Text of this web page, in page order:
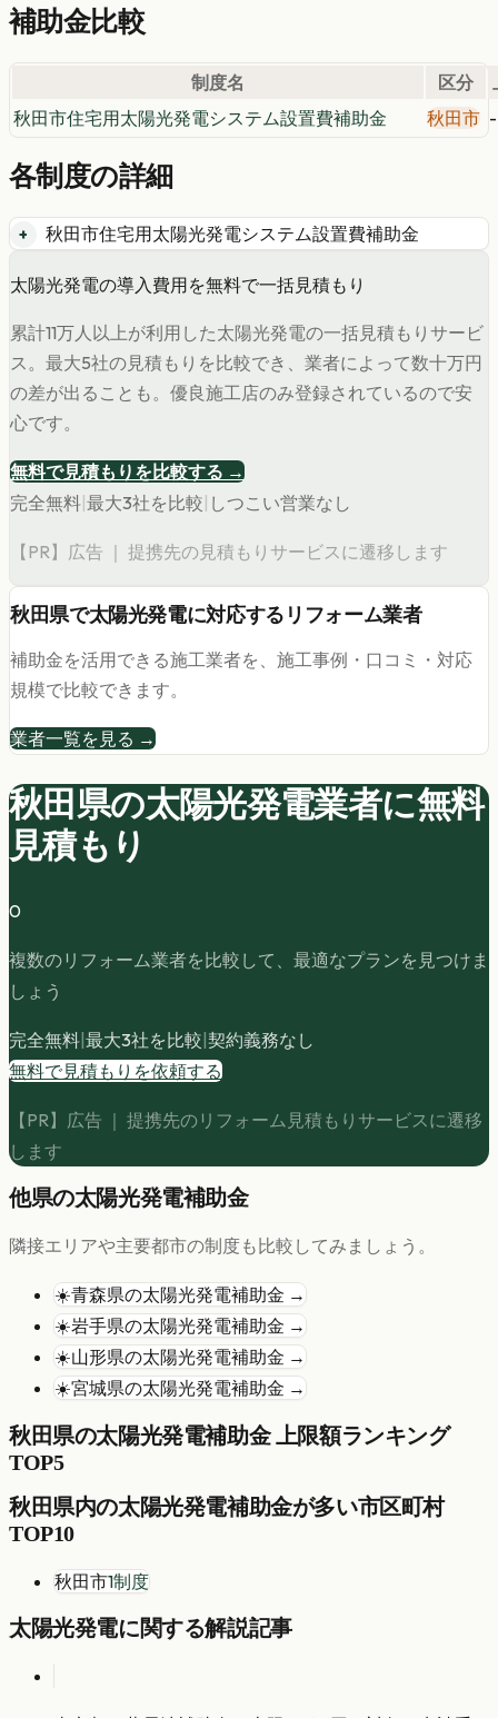
補助金比較
制度名 区分
秋田市住宅用太陽光発電システム設置費補助金
秋田市 -
各制度の詳細
秋田市住宅用太陽光発電システム設置費補助金
太陽光発電の導入費用を無料で一括見積もり
累計11万人以上が利用した太陽光発電の一括見積もりサービ
ス。最大5社の見積もりを比較でき、業者によって数十万円
の差が出ることも。優良施工店のみ登録されているので安
心です。
無料で見積もりを比較する →
完全無料 最大3社を比較 しつこい営業なし
【PR】広告 ｜ 提携先の見積もりサービスに遷移します
秋田県で太陽光発電に対応するリフォーム業者
補助金を活用できる施工業者を、施工事例・口コミ・対応
規模で比較できます。
業者一覧を見る →
秋田県の太陽光発電業者に無料
見積もり
0
複数のリフォーム業者を比較して、最適なプランを見つけま
しょう
完全無料|最大3社を比較|契約義務なし
無料で見積もりを依頼する
【PR】広告 ｜ 提携先のリフォーム見積もりサービスに遷移
します
他県の太陽光発電補助金
隣接エリアや主要都市の制度も比較してみましょう。
☀️青森県の太陽光発電補助金 →
☀️岩手県の太陽光発電補助金 →
☀️山形県の太陽光発電補助金 →
☀️宮城県の太陽光発電補助金 →
秋田県の太陽光発電補助金 上限額ランキング
TOP5
秋田県内の太陽光発電補助金が多い市区町村
TOP10
秋田市1制度
太陽光発電に関する解説記事